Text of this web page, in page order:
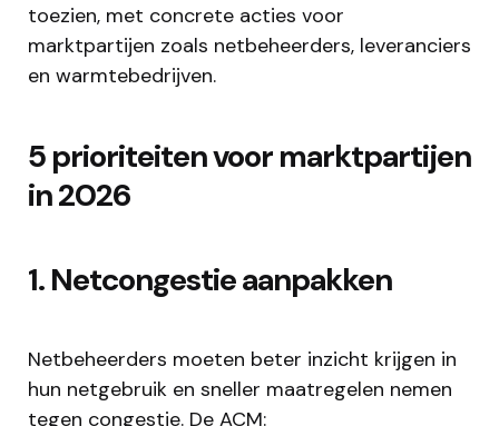
toezien, met concrete acties voor
marktpartijen zoals netbeheerders, leveranciers
en warmtebedrijven.
5 prioriteiten voor marktpartijen
in 2026
1. Netcongestie aanpakken
Netbeheerders moeten beter inzicht krijgen in
hun netgebruik en sneller maatregelen nemen
tegen congestie. De ACM: